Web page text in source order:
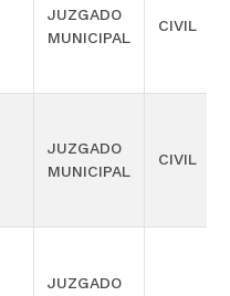
JUZGADO
MUNICIPAL
CIVIL
JUZGADO
MUNICIPAL
CIVIL
JUZGADO